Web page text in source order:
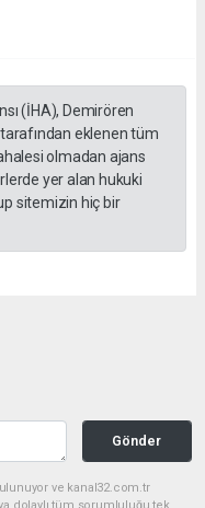
(İHA), Demirören
eklenen tüm
olmadan ajans
yer alan hukuki
sitemizin hiç bir
Gönder
ve kanal32.com.tr